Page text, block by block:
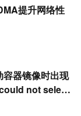
提升网络性
器镜像时出现
not select
错